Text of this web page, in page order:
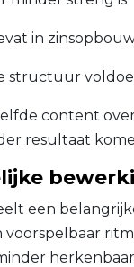
in
structuur
content
resultaat
een
voorspelbaar
herkenbaar